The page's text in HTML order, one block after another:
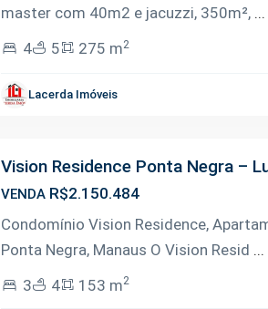
master com 40m2 e jacuzzi, 350m², ...
4
5 275 m2
Lacerda Imóveis
Vision Residence Ponta Negra –
VENDA R$2.150.484
Condomínio Vision Residence,
Ponta Negra, Manaus O Vision Resid ...
3
4 153 m2